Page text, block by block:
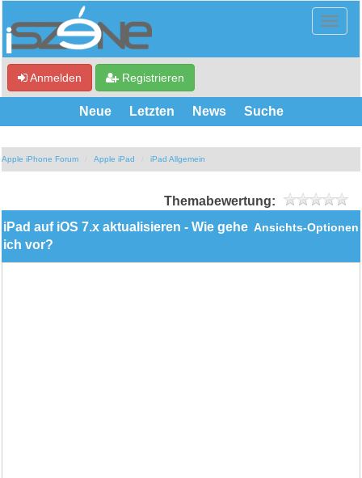
Anmelden Registrieren
Neue Letzten News Suche
Apple iPhone Forum Apple iPad iPad Allgemein
Themabewertung:
Ansichts-Optionen
iPad auf iOS 7.x aktualisieren - Wie gehe
ich vor?